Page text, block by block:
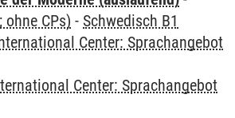
CPs) - Schwedisch B1
Center: Sprachangebot
Center: Sprachangebot